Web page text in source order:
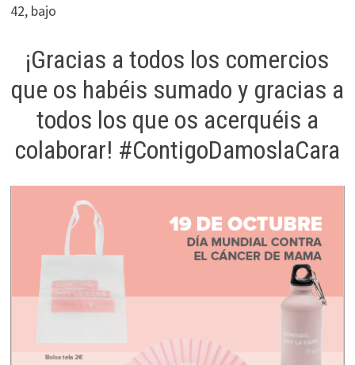
42, bajo
¡Gracias a todos los comercios
que os habéis sumado y gracias a
todos los que os acerquéis a
colaborar! #ContigoDamoslaCara